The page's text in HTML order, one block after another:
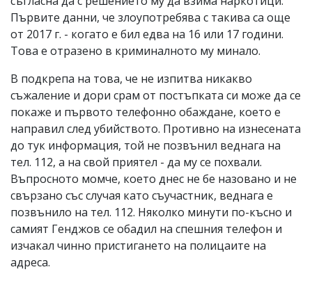
Първите данни, че злоупотребява с такива са още
от 2017 г. - когато е бил едва на 16 или 17 години.
Това е отразено в криминалното му минало.
В подкрепа на това, че не изпитва никакво
съжаление и дори срам от постъпката си може да се
покаже и първото телефонно обаждане, което е
направил след убийството. Противно на изнесената
до тук информация, той не позвънил веднага на
тел. 112, а на свой приятел - да му се похвали.
Въпросното момче, което днес не бе назовано и не
свързано със случая като съучастник, веднага е
позвънило на тел. 112. Няколко минути по-късно и
самият Генджов се обадил на спешния телефон и
изчакал чинно пристигането на полицаите на
адреса.